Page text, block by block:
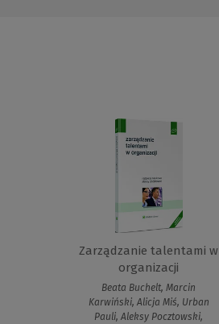
Zarządzanie talentami w
organizacji
Beata Buchelt, Marcin
Karwiński, Alicja Miś, Urban
Pauli, Aleksy Pocztowski,